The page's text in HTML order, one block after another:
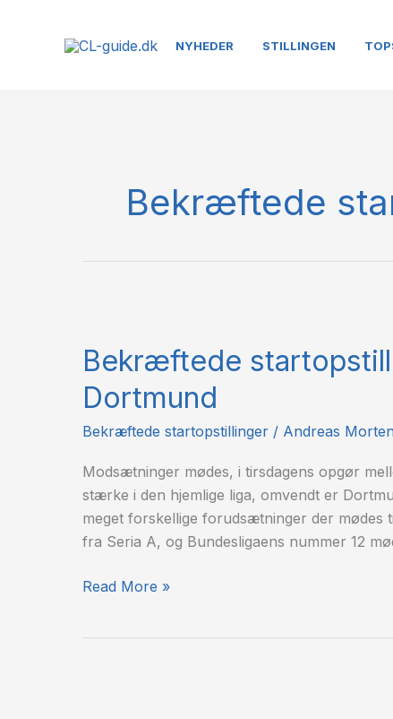
NYHEDER STILLINGEN
Bekræftede
Bekræftede
Dortmund
Bekræftede startopstillinger / Andreas
Modsætninger mødes, i tirsdagens opgør
stærke i den hjemlige liga, omvendt er
meget forskellige forudsætninger der mødes
fra Seria A, og Bundesligaens nummer 12
Juventus
Borussia
Dortmund
Read More »